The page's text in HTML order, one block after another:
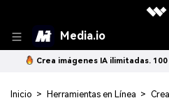
Media.io
Crea imágenes IA ilimitadas.
Inicio > Herramientas en Línea >